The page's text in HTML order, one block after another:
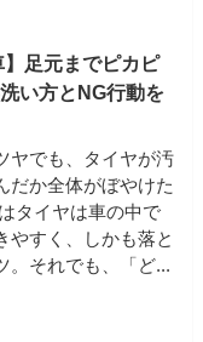
】足元までピカピ
い方とNG行動を
ヤでも、タイヤが汚
だか全体がぼやけた
タイヤは車の中で
やすく、しかも落と
。それでも、「ど...